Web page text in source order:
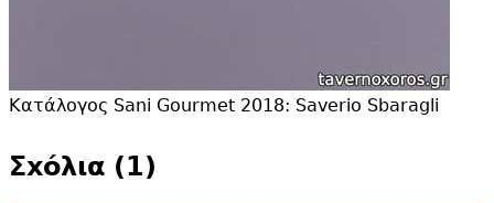
Κατάλογος Sani Gourmet 2018: Saverio Sbaragli
Σxόλια (1)